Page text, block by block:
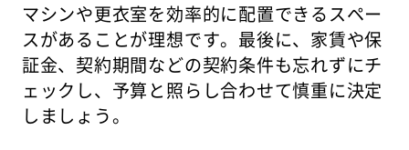
マシンや更衣室を効率的に配置できるスペー
スがあることが理想です。最後に、家賃や保
証金、契約期間などの契約条件も忘れずにチ
ェックし、予算と照らし合わせて慎重に決定
しましょう。